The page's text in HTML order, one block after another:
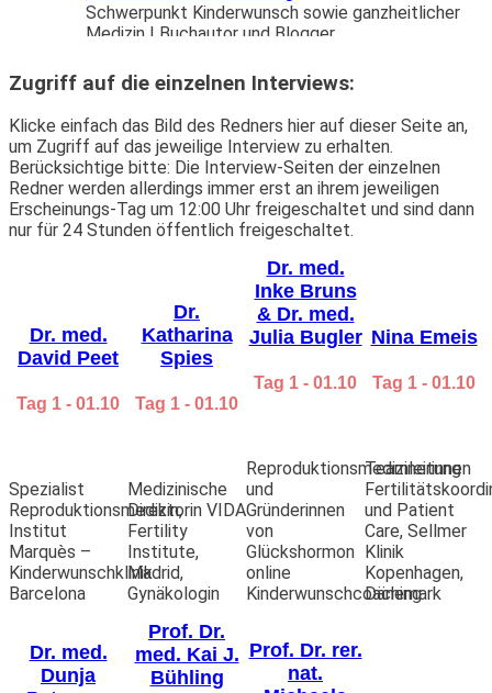
Schwerpunkt Kinderwunsch sowie ganzheitlicher
Medizin | Buchautor und Blogger
Expertin für Ernährungsmedizin, Epigenetik und
komplementärmedizinische Prävention
Julia Schultz – Coach für Frauengesundheit,
Autorin & Wegbereiterin für natürliche
Hormonbalance
Renée Lohbusch– Expertin für personalisierte
Mikronährstofflösungen rund um Kinderwunsch,
Hormone & Erschöpfung
– Mutter, Gründerin
MutterErde.net & Heilwissen.net, Online-
Kongressveranstalterin &
Transformationsbegleiterin
Barbara Reichart– Heilpraktikerin,
Kinderwunschexpertin, Gründerin “Academy of
Dipl. Psych. Judith Pecka
Tag 4 – 04. Okt.
Patricia Russu– Beziehungscoach und
Seminarleiterin
Anna Bergmann
– Juristin & Coach bei unerfülltem
Kinderwunsch
Anna Fienbork
– Reconnect – Komm nach Hause
zu dir. Heilpraktikerin für Psychotherapie & Coach
Tatjana Keil– Online-Kongressveranstalterin,
Impulsgeberin und Virtuelle Assistentin für
Kongress- und Launch-Begleitung
Zugriff auf die einzelnen Interviews:
Klicke einfach das Bild des Redners hier auf dieser Seite an,
um Zugriff auf das jeweilige Interview zu erhalten.
Berücksichtige bitte: Die Interview-Seiten der einzelnen
Redner werden allerdings immer erst an ihrem jeweiligen
Erscheinungs-Tag um 12:00 Uhr freigeschaltet und sind dann
nur für 24 Stunden öffentlich freigeschaltet.
Dr. med.
David Peet
Tag 1 - 01.10
Spezialist
Reproduktionsmedizin,
Institut
Marquès –
Kinderwunschklinik
Barcelona
Dr.
Katharina
Spies
Tag 1 - 01.10
Medizinische
Direktorin VIDA
Fertility
Institute,
Madrid,
Gynäkologin
Dr. med.
Inke Bruns
& Dr. med.
Julia Bugler
Tag 1 - 01.10
Reproduktionsmedizinerinnen
und
Gründerinnen
von
Glückshormon
online
Kinderwunschcoaching
Nina Emeis
Tag 1 - 01.10
Teamleitung
und Patient
Care, Sellmer
Klinik
Kopenhagen,
Dänemark
Dr. med.
Dunja
Prof. Dr.
med. Kai J.
Bühling
Prof. Dr. rer.
nat.